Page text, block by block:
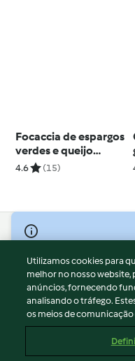
Focaccia de espargos
verdes e queijo
parmesão
4.6 (15)
© Copyright 2026
Termos de Utilização
Aviso sobre Proteção de
Aviso
Apoio legal
Conteúdo do relatório
Utilizamos cookies para
melhor no nosso
anúncios, fornecendo
analisando o tráfego.
os meios de